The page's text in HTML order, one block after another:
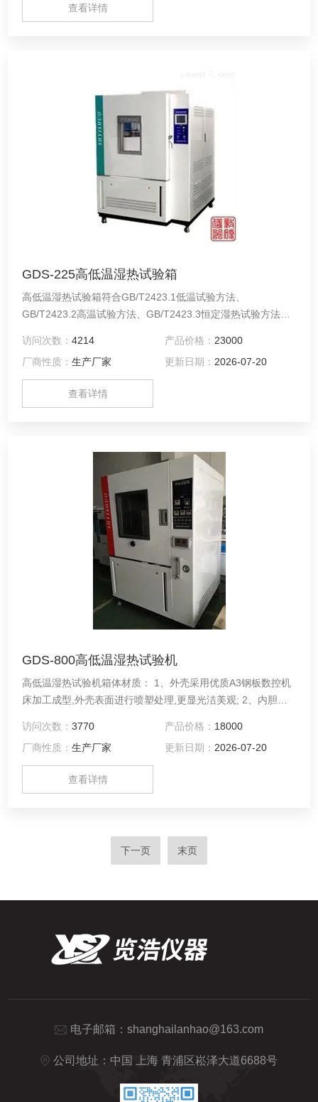
查看详情
GDS-225高低温湿热试验箱
高低温湿热试验箱符合GB/T2423.1低温试验方法、
GB/T2423.2高温试验方法、GB/T2423.3恒定湿热试验方法、
件等国家标准。
访问次数：4214 产品价格： 23000
厂商性质：生产厂家 更新日期： 2026-07-20
查看详情
GDS-800高低温湿热试验机
高低温湿热试验机箱体材质： 1、外壳采用优质A3钢板数控机
床加工成型,外壳表面进行喷塑处理,更显光洁美观; 2、内胆采
访问次数：3770 产品价格： 18000
厂商性质：生产厂家 更新日期： 2026-07-20
查看详情
下一页 末页
电子邮箱： shanghailanhao@163.com
公司地址：中国 上海 青浦区崧泽大道6688号